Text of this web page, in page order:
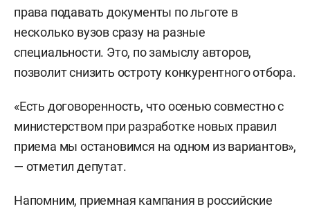
права подавать документы по льготе в
несколько вузов сразу на разные
специальности. Это, по замыслу авторов,
позволит снизить остроту конкурентного отбора.
«Есть договоренность, что осенью совместно с
министерством при разработке новых правил
приема мы остановимся на одном из вариантов»,
— отметил депутат.
Напомним, приемная кампания в российские